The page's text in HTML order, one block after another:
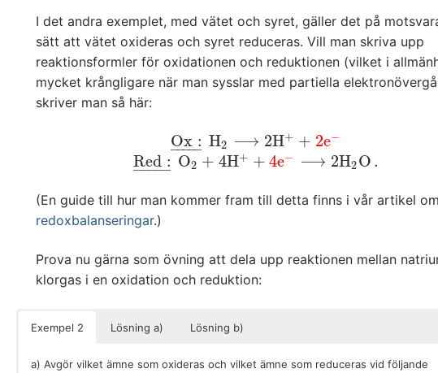
I det andra exemplet, med vätet och syret, gäller det på
sätt att vätet oxideras och syret reduceras. Vill man skriva upp
reaktionsformler för oxidationen och reduktionen (vilket i
mycket krångligare när man sysslar med partiella
skriver man så här:
Ox :
– –
––– H2 ⟶ 2H+ + 2e−
Ox:_ H 2⟶ 2H+ +2e−
Red :
– –
––– O2 + 4H+ + 4e− ⟶ 2H2O .
Red:_ O 2+4 H+ +4e− ⟶ 2H2 O.
(En guide till hur man kommer fram till detta finns i vår artikel om
redoxbalanseringar.)
Prova nu gärna som övning att dela upp reaktionen mellan
klorgas i en oxidation och reduktion:
Exempel 2 Lösning a) Lösning b)
a) Avgör vilket ämne som oxideras och vilket ämne som reduceras vid följande